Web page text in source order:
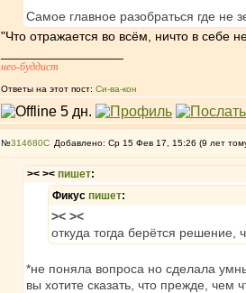
Самое главное разобраться где не
"Что отражается во всём, ничто в себе
нео-буддист
Ответы на этот пост: Си-ва-кон
№314680 Добавлено: Ср 15 Фев 17, 15:26 (9 лет
>< >< пишет:
Фикус пишет:
>< ><
откуда тогда берётся решение,
*не поняла вопроса но сделала
вы хотите сказать, что прежде, чем